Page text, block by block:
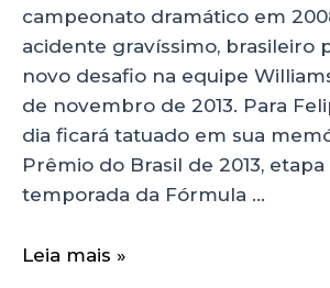
campeonato dramático em
acidente gravíssimo, brasileiro
novo desafio na equipe
de novembro de 2013. Para
dia ficará tatuado em sua
Prêmio do Brasil de 2013,
temporada da Fórmula …
Leia mais »